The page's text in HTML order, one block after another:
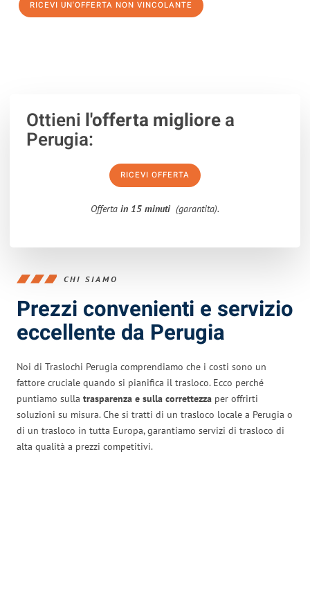
RICEVI UN'OFFERTA NON VINCOLANTE
Ottieni l'offerta migliorea
Perugia:
RICEVI OFFERTA
Offerta in 15 minuti (garantita).
CHI SIAMO
Prezzi convenienti e servizio
eccellente da Perugia
Noi di Traslochi Perugia comprendiamo che i costi sono un
fattore cruciale quando si pianifica il trasloco. Ecco perché
puntiamo sulla trasparenza e sulla correttezza per offrirti
soluzioni su misura. Che si tratti di un trasloco locale a Perugia o
di un trasloco in tutta Europa, garantiamo servizi di trasloco di
alta qualità a prezzi competitivi.